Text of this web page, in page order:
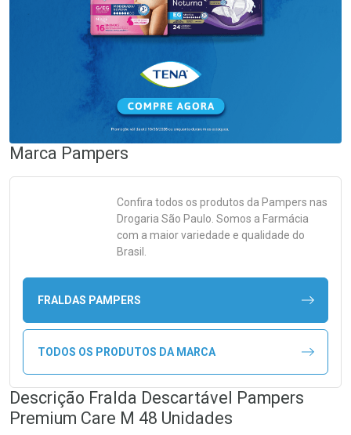
Marca Pampers
Confira todos os produtos da Pampers nas
Drogaria São Paulo. Somos a Farmácia
com a maior variedade e qualidade do
Brasil.
FRALDAS PAMPERS
TODOS OS PRODUTOS DA MARCA
Descrição Fralda Descartável Pampers
Premium Care M 48 Unidades